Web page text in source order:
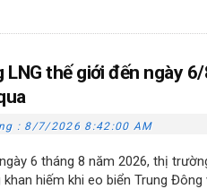
thế giới đến ngày
: 8/7/2026 8:42:00 AM
6 tháng 8 năm 2026, thị
hiếm khi eo biển Trung